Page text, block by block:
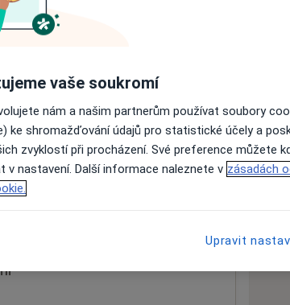
nejsou k dispozici
informace o svých službách.
Praha150 06
vaše soukromí
nám a našim partnerům používat soubory
ke shromažďování údajů pro statistické účely a
zvyklostí při procházení. Své preference můžete
v nastavení. Další informace naleznete v zásadách
Upravit